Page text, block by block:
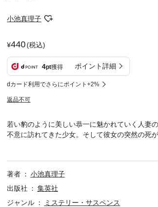
小池真理子
440(税込)
4pt獲得 ポイント詳細
dカード利用でさらにポイント+2%
返品不可
若い豹のように美しい恭一に魅かれていく人妻
不意に訪れてきた少女。そして彼女の突然の死
脅迫者。また新たな殺人事件が……。緊張した
著者
小池真理子
出版社
集英社
ジャンル
ミステリー・サスペンス